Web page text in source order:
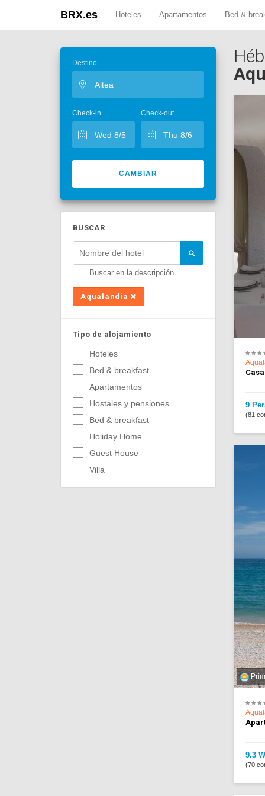
BRX.es Hoteles Apartamentos Bed &
Destino
Check-in Check-out
CAMBIAR
BUSCAR
Buscar en la descripción
Aqualandia
Tipo de alojamiento
Hoteles
Bed & breakfast
Apartamentos
Hostales y pensiones
Bed & breakfast
Holiday Home
Guest House
Villa
9
(81
9.3
(70